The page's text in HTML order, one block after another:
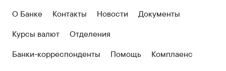
О Банке Контакты Новости
Документы
Курсы валют
Отделения
Банки-корреспонденты
Помощь
Комплаенс